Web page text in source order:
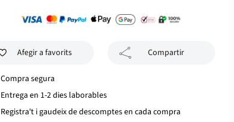
Afegir a favorits Compartir
Compra segura
Entrega en 1-2 dies laborables
Registra't i gaudeix de descomptes en cada compra